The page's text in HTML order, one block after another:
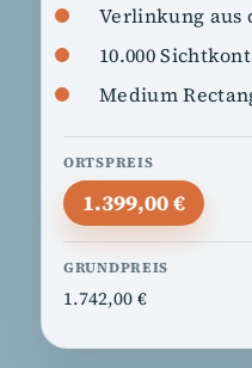
Verlinkung aus
10.000
Medium
1.399,00 €
1.742,00 €